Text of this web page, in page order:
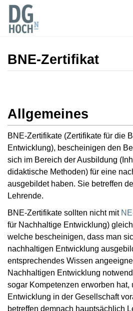
BNE-Zertifikat
Allgemeines
BNE-Zertifikate (Zertifikate für die
Entwicklung), bescheinigen den
sich im Bereich der Ausbildung
didaktische Methoden) für eine
ausgebildet haben. Sie betreffen
Lehrende.
BNE-Zertifikate sollten nicht mit
für Nachhaltige Entwicklung)
welche bescheinigen, dass man
nachhaltigen Entwicklung
entsprechendes Wissen
Nachhaltigen Entwicklung
sogar Kompetenzen erworben hat,
Entwicklung in der Gesellschaft
betreffen demnach hauptsächlich